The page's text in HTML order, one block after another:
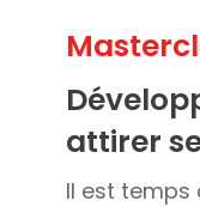
attirer
Il est temps